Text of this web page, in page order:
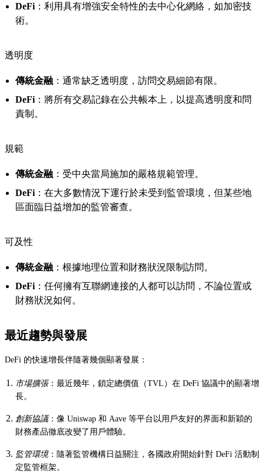
DeFi ：利用具有增強安全特性的去中心化網絡，如加密技
術。
透明度
傳統金融 ：通常缺乏透明度，訪問交易細節有限。
DeFi ：將所有交易記錄在公共帳本上，以提高透明度和問
責制。
規範
傳統金融 ：受中央當局施加的嚴格規範管理。
DeFi ：在大多數情況下運行於未受到監管環境，但某些地
區面臨日益增加的監管審查。
可及性
傳統金融 ：根據地理位置和財務狀況限制訪問。
DeFi ：任何擁有互聯網連接的人都可以訪問，不論位置或
財務狀況如何。
最近趨勢與發展
DeFi 的快速增長伴隨著幾個顯著發展：
市場擴張：最近幾年，鎖定總價值（TVL）在 DeFi 協議中的顯著增
長。
創新協議：像 Uniswap 和 Aave 等平台以用戶友好的界面和新穎的
財務產品徹底改變了用戶體驗。
監管環境：隨著監管機構日益關注，各國政府開始針對 DeFi 活動制
定監管框架。